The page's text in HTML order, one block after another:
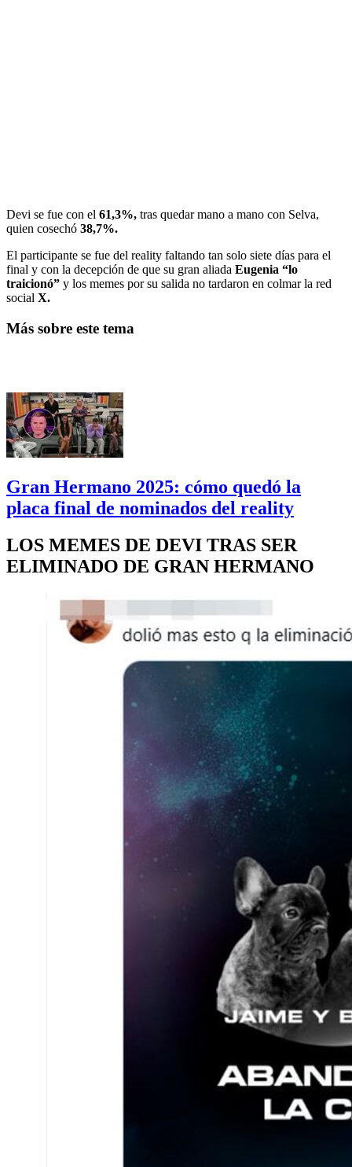
Devi se fue con el 61,3%, tras quedar mano a mano con Selva,
quien cosechó 38,7%.
El participante se fue del reality faltando tan solo siete días para el
final y con la decepción de que su gran aliada Eugenia “lo
traicionó” y los memes por su salida no tardaron en colmar la red
social X.
Más sobre este tema
Gran Hermano 2025: cómo quedó la
placa final de nominados del reality
LOS MEMES DE DEVI TRAS SER
ELIMINADO DE GRAN HERMANO